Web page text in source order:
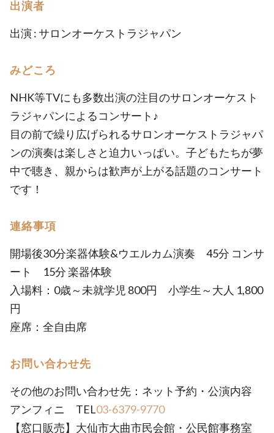
出演者
出演 : サロンオーケストラジャパン
みどころ
NHK等TVにも多数出演の注目のサロンオーケスト
ラジャパンによるコンサート♪
目の前で繰り広げられるサロンオーケストラジャパ
ンの演奏は楽しさと迫力いっぱい。子どもたちが夢
中で聴き、親からは歓声が上がる話題のコンサート
です！
連絡事項
開場後30分楽器体験&ウエルカム演奏 45分 コンサ
ート 15分 楽器体験
入場料：0歳～未就学児 800円 小学生～大人 1,800
円
座席：全自由席
お問い合わせ先
その他のお問い合わせ先：ネット予約・公演内容
アンフィニ TEL03-6379-9770
【窓口販売】大仙市大曲市民会館・公民館事務室